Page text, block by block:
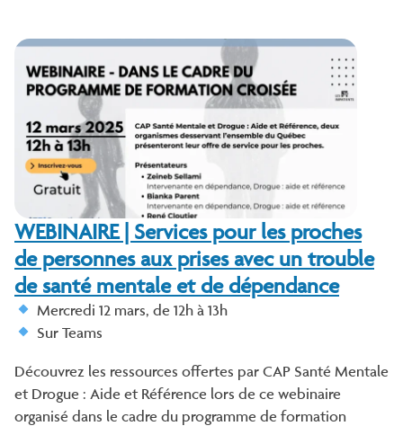
WEBINAIRE | Services pour les proches
de personnes aux prises avec un trouble
de santé mentale et de dépendance
Mercredi 12 mars, de 12h à 13h
Sur Teams
Découvrez les ressources offertes par CAP Santé Mentale
et Drogue : Aide et Référence lors de ce webinaire
organisé dans le cadre du programme de formation